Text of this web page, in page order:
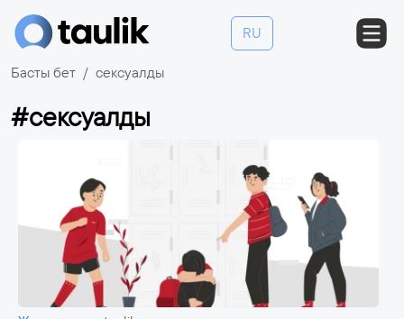
RU
Басты бет сексуалды
#сексуалды